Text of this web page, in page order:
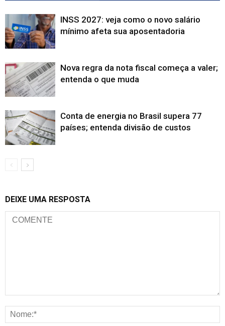
INSS 2027: veja como o novo salário
mínimo afeta sua aposentadoria
Nova regra da nota fiscal começa a valer;
entenda o que muda
Conta de energia no Brasil supera 77
países; entenda divisão de custos
DEIXE UMA RESPOSTA